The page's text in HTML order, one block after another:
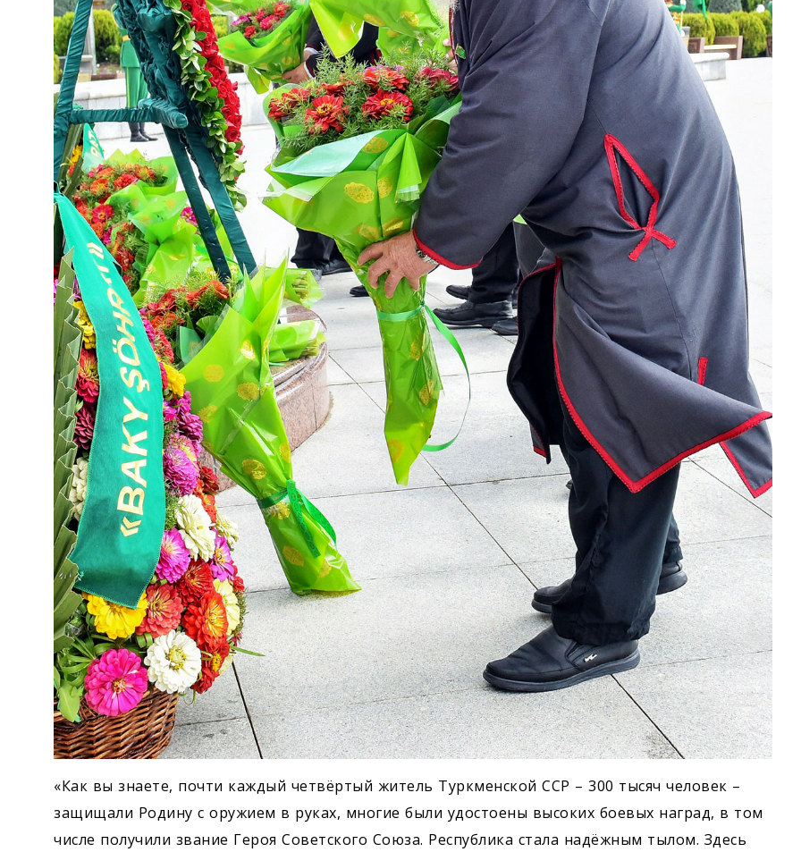
«Как вы знаете, почти каждый четвёртый житель Туркменской ССР – 300 тысяч человек –
защищали Родину с оружием в руках, многие были удостоены высоких боевых наград, в том
числе получили звание Героя Советского Союза. Республика стала надёжным тылом. Здесь